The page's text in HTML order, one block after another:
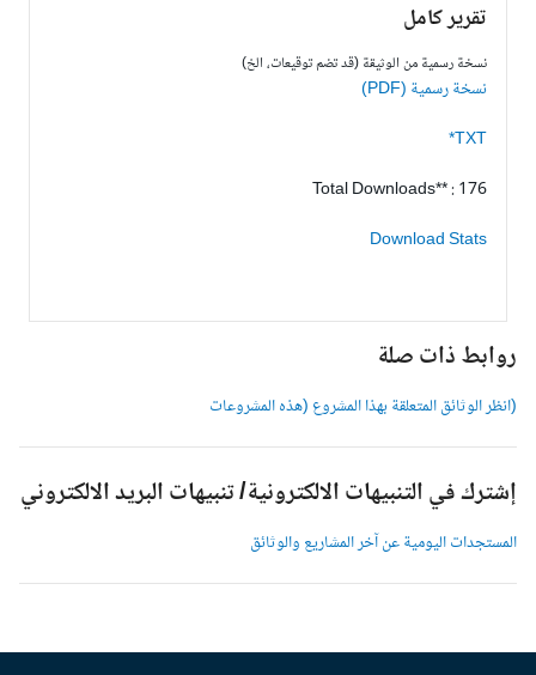
تقرير كامل
نسخة رسمية من الوثيقة (قد تضم توقيعات، الخ)
نسخة رسمية (PDF)
TXT*
Total Downloads** : 176
Download Stats
روابط ذات صلة
(انظر الوثائق المتعلقة بهذا المشروع (هذه المشروعات
إشترك في التنبيهات الالكترونية/ تنبيهات البريد الالكتروني
المستجدات اليومية عن آخر المشاريع والوثائق